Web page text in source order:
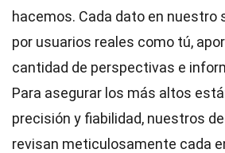
hacemos. Cada dato en nuestro
por usuarios reales como tú,
cantidad de perspectivas e
Para asegurar los más altos
precisión y fiabilidad, nuestros
revisan meticulosamente cada